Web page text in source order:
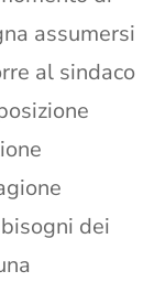
assumersi
al sindaco
dei